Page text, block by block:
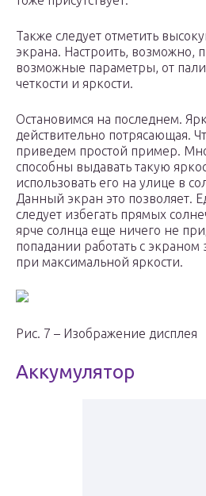
Также следует отметить
экрана. Настроить, возможно,
возможные параметры, от
четкости и яркости.
Остановимся на последнем.
действительно потрясающая.
приведем простой пример.
способны выдавать такую
использовать его на улице в
Данный экран это позволяет.
следует избегать прямых
ярче солнца еще ничего не
попадании работать с экраном
при максимальной яркости.
Рис. 7 – Изображение дисплея
Аккумулятор